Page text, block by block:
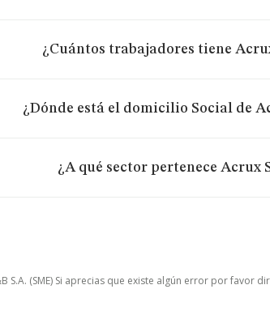
¿Cuántos trabajadores tiene
¿Dónde está el domicilio Social de
¿A qué sector pertenece Acrux
(SME) Si aprecias que existe algún error por favor